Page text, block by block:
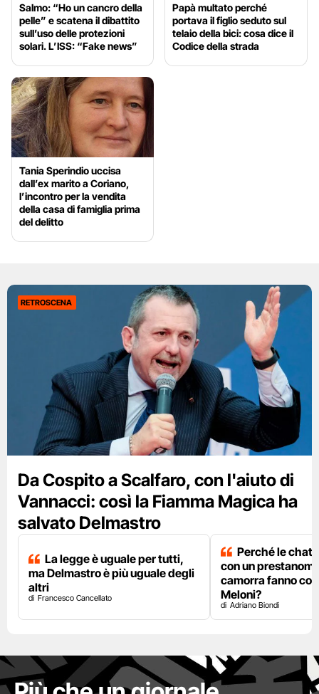
Salmo: “Ho un cancro della
pelle” e scatena il dibattito
sull’uso delle protezioni
solari. L’ISS: “Fake news”
Papà multato perché
portava il figlio seduto sul
telaio della bici: cosa dice il
Codice della strada
Tania Sperindio uccisa
dall’ex marito a Coriano,
l’incontro per la vendita
della casa di famiglia prima
del delitto
RETROSCENA
Da Cospito a Scalfaro, con l'aiuto di
Vannacci: così la Fiamma Magica ha
salvato Delmastro
La legge è uguale per tutti,
ma Delmastro è più uguale degli
altri
Francesco Cancellato
Perché le chat
con un
camorra fanno
Meloni?
Adriano Biondi